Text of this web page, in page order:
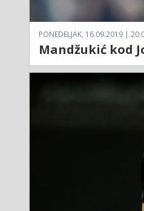
PONEDELJAK, 16.09.2019 |
Mandžukić kod